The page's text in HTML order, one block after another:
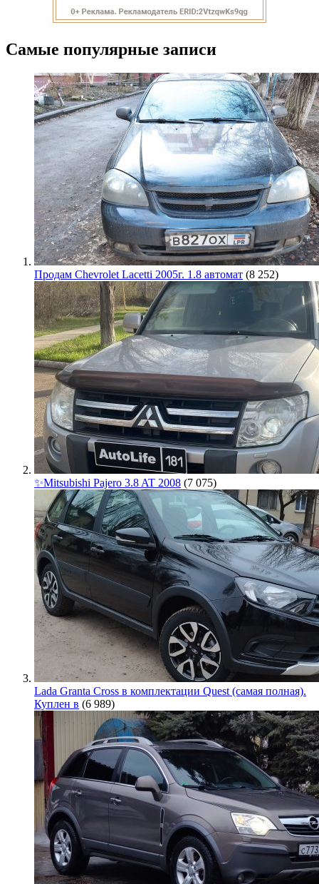
Самые популярные записи
Продам Chevrolet Lacetti 2005г. 1.8 автомат (8 252)
✨Mitsubishi Pajero 3.8 AT 2008 (7 075)
Lada Granta Cross в комплектации Quest (самая полная).
Куплен в (6 989)